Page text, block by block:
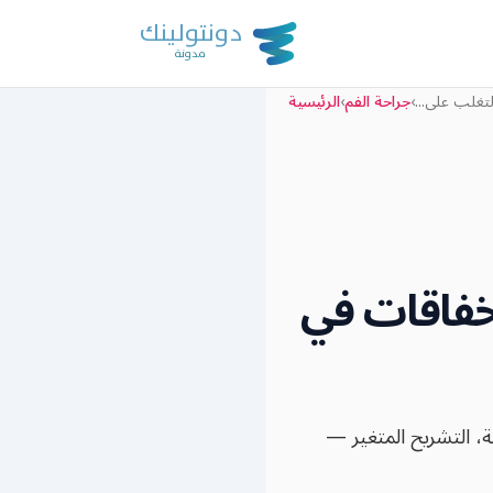
الرئيسية›جراحة الفم›على...
في
التشريح المتغير —